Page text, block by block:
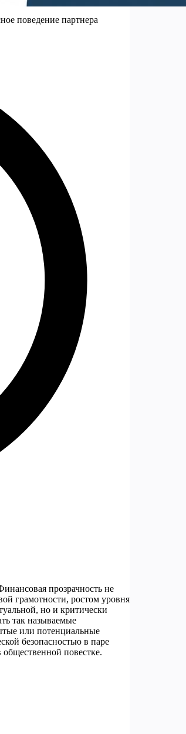
поведение партнера
прозрачность не
грамотности, ростом уровня
но и критически
так называемые
или потенциальные
безопасностью в паре
общественной повестке.